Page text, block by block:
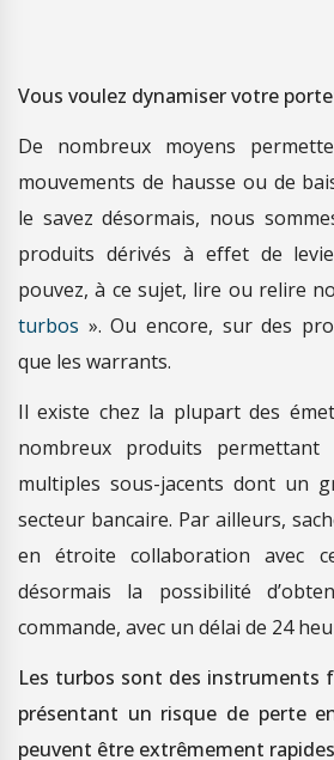
Vous voulez dynamiser votre
De nombreux moyens
mouvements de hausse ou de
le savez désormais, nous
produits dérivés à effet de
pouvez, à ce sujet, lire ou relire
turbos ». Ou encore, sur des
que les warrants.
Il existe chez la plupart des
nombreux produits permettant
multiples sous-jacents dont un
secteur bancaire. Par ailleurs,
en étroite collaboration avec
désormais la possibilité
commande, avec un délai de 24
Les turbos sont des instruments
présentant un risque de perte
peuvent être extrêmement